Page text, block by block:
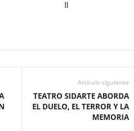
Artículo siguiente
TEATRO SIDARTE ABORDA
EL DUELO, EL TERROR Y LA
MEMORIA